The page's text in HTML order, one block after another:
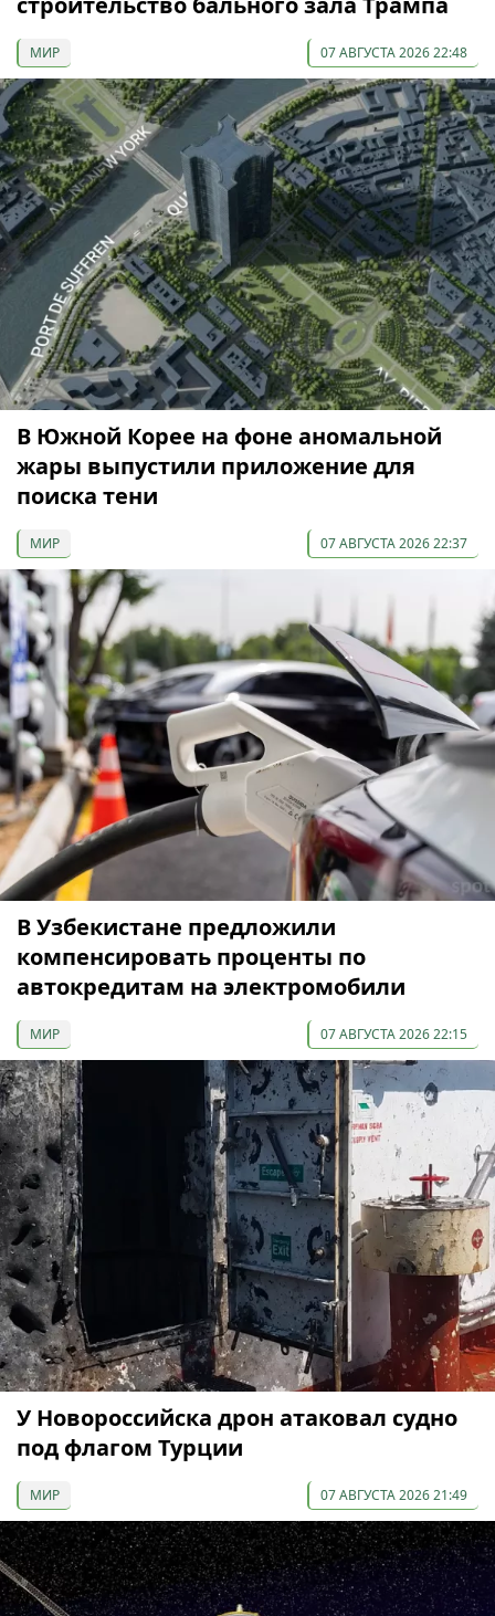
МИР 07 АВГУСТА 2026 22:48
В Южной Корее на фоне аномальной
жары выпустили приложение для
поиска тени
МИР 07 АВГУСТА 2026 22:37
В Узбекистане предложили
компенсировать проценты по
автокредитам на электромобили
МИР 07 АВГУСТА 2026 22:15
У Новороссийска дрон атаковал судно
под флагом Турции
МИР 07 АВГУСТА 2026 21:49